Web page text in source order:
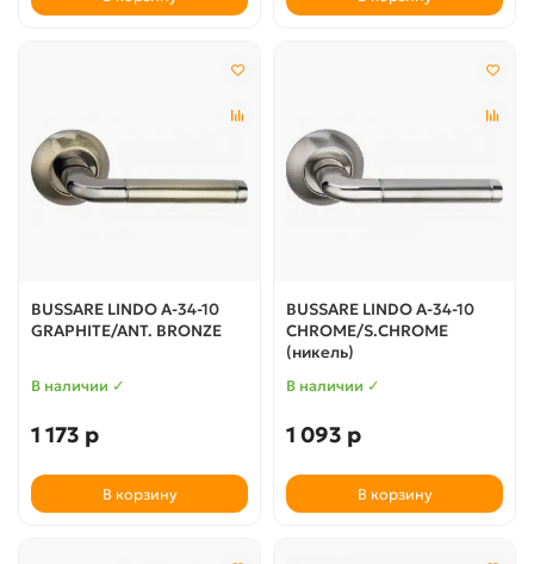
BUSSARE LINDO A-34-10
GRAPHITE/ANT. BRONZE
В наличии ✓
1 173 р
В корзину
BUSSARE LINDO A-34-10
CHROME/S.CHROME
(никель)
В наличии ✓
1 093 р
В корзину